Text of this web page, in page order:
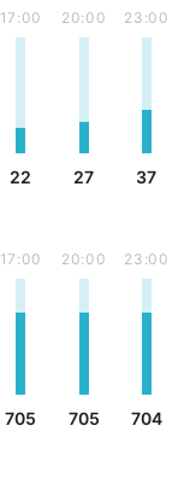
17:00
22
20:00
27
23:00
37
17:00
705
20:00
705
23:00
704